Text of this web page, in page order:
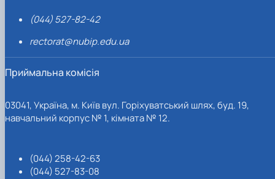
(044) 527-82-42
rectorat@nubip.edu.ua
Приймальна комісія
03041, Україна, м. Київ вул. Горіхуватський шлях, буд. 19,
навчальний корпус № 1, кімната № 12.
(044) 258-42-63
(044) 527-83-08